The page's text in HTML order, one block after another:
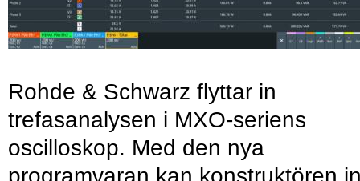
Rohde & Schwarz flyttar in
trefasanalysen i MXO-seriens
oscilloskop. Med den nya